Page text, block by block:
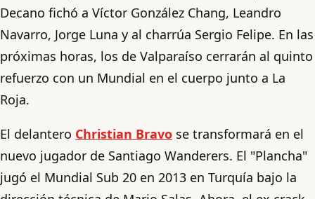
Decano fichó a Víctor González Chang, Leandro
Navarro, Jorge Luna y al charrúa Sergio Felipe. En las
próximas horas, los de Valparaíso cerrarán al quinto
refuerzo con un Mundial en el cuerpo junto a La
Roja.
El delantero Christian Bravo se transformará en el
nuevo jugador de Santiago Wanderers. El "Plancha"
jugó el Mundial Sub 20 en 2013 en Turquía bajo la